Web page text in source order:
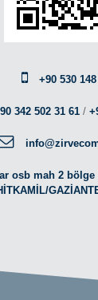
+90 530
342 502 31 61 /
osb mah 2